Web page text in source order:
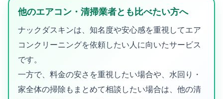
他のエアコン・清掃業者とも比べたい方へ
ナックダスキンは、知名度や安心感を重視してエア
コンクリーニングを依頼したい人に向いたサービス
です。
一方で、料金の安さを重視したい場合や、水回り・
家全体の掃除もまとめて相談したい場合は、他の清